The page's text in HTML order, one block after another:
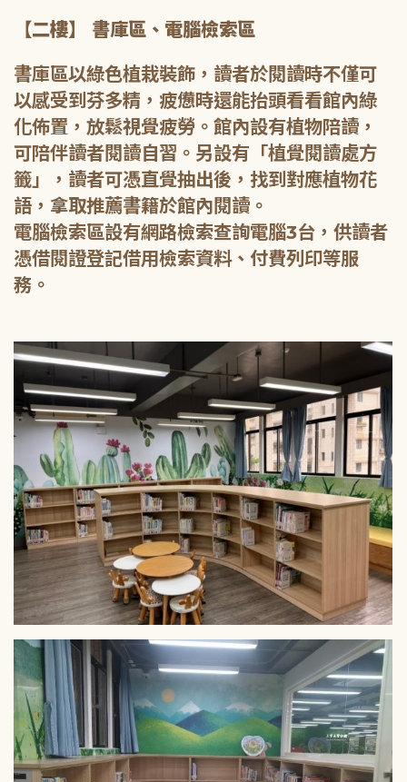
【二樓】 書庫區、電腦檢索區
書庫區以綠色植栽裝飾，讀者於閱讀時不僅可
以感受到芬多精，疲憊時還能抬頭看看館內綠
化佈置，放鬆視覺疲勞。館內設有植物陪讀，
可陪伴讀者閱讀自習。另設有「植覺閱讀處方
籤」，讀者可憑直覺抽出後，找到對應植物花
語，拿取推薦書籍於館內閱讀。
電腦檢索區設有網路檢索查詢電腦3台，供讀者
憑借閱證登記借用檢索資料、付費列印等服
務。